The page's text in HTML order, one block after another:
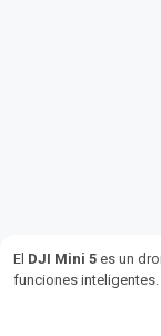
El DJI Mini 5 es un
funciones